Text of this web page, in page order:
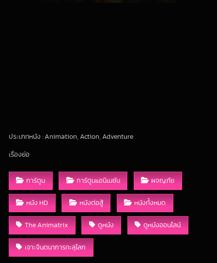
ประเภทหนัง : Animation, Action, Adventure
เรื่องย่อ
การ์ตูน การ์ตูนแอนิเมชัน ผจญภัย
หนัง HD หนังต่อสู้ หนังทั้งหมด
The Animatrix ดูหนัง ดูหนังออนไลน์
เจาะจินตนาการทะลุโลก